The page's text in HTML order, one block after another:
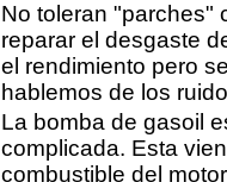
No toleran "parches"
reparar el desgaste
el rendimiento pero
hablemos de los
La bomba de gasoil
complicada. Esta
combustible del